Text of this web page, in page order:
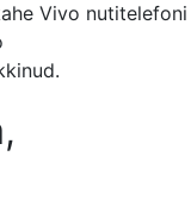
Vivo nutitelefoni